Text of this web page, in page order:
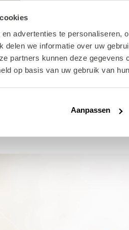
advertenties te personaliseren,
delen we informatie over uw
partners kunnen deze
op basis van uw gebruik van
Aanpassen
van september. En het
Maar wat is Roze
oudste gay pride van
van waar we zijn
andere stad in